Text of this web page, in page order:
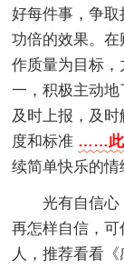
好每件事，争
功倍的效果。
作质量为目标
一，积极主动地
及时上报，及
度和标准 ……此
续简单快乐的情
光有自信
再怎样自信，
人，推荐看看